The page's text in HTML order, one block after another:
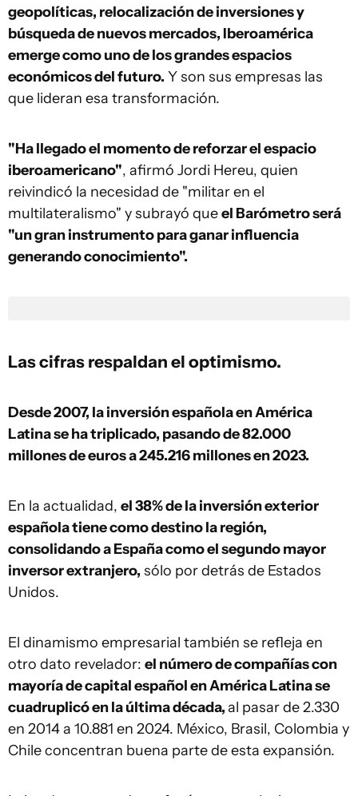
geopolíticas, relocalización de inversiones y
búsqueda de nuevos mercados, Iberoamérica
emerge como uno de los grandes espacios
económicos del futuro. Y son sus empresas las
que lideran esa transformación.
"Ha llegado el momento de reforzar el espacio
iberoamericano", afirmó Jordi Hereu, quien
reivindicó la necesidad de "militar en el
multilateralismo" y subrayó queel Barómetro será
"un gran instrumento para ganar influencia
generando conocimiento".
Las cifras respaldan el optimismo.
Desde 2007, la inversión española en América
Latina se ha triplicado, pasando de 82.000
millones de euros a 245.216 millones en 2023.
En la actualidad, el 38% de la inversión exterior
española tiene como destino la región,
consolidando a España como el segundo mayor
inversor extranjero, sólo por detrás de Estados
Unidos.
El dinamismo empresarial también se refleja en
otro dato revelador: el número de compañías con
mayoría de capital español en América Latina se
cuadruplicó en la última década,al pasar de 2.330
en 2014 a 10.881 en 2024. México, Brasil, Colombia y
Chile concentran buena parte de esta expansión.